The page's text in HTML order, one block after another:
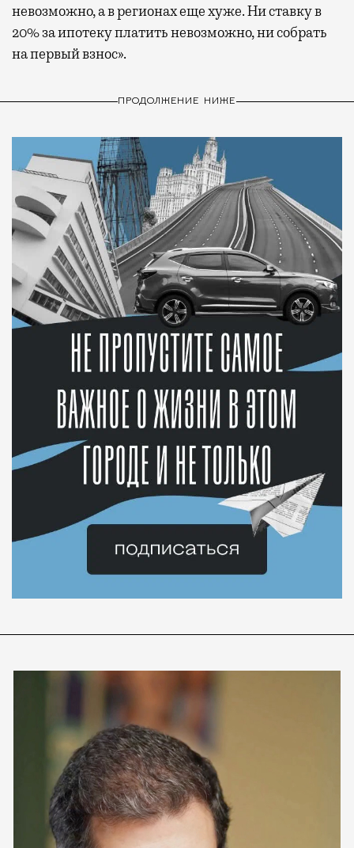
невозможно, а в регионах еще хуже. Ни ставку в
20% за ипотеку платить невозможно, ни собрать
на первый взнос».
ПРОДОЛЖЕНИЕ НИЖЕ